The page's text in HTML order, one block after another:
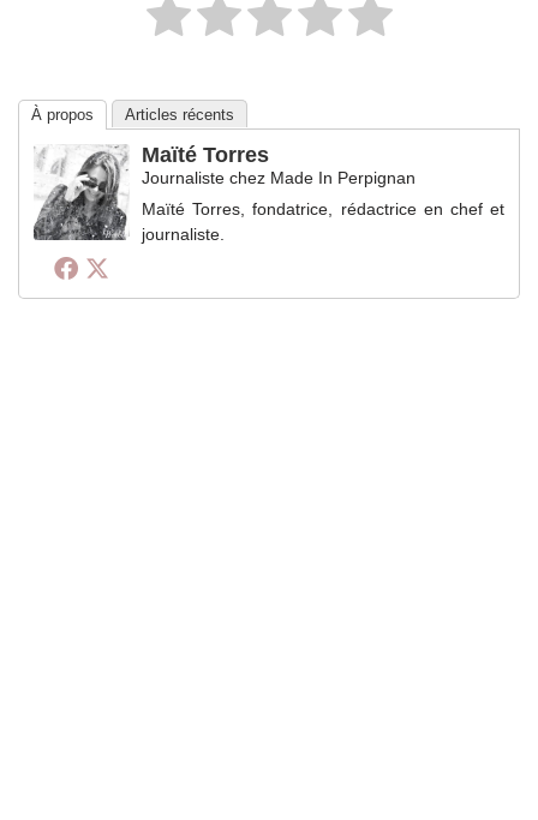
À propos Articles récents
Maïté Torres
Journaliste chez Made In Perpignan
Maïté Torres, fondatrice, rédactrice en chef et
journaliste.